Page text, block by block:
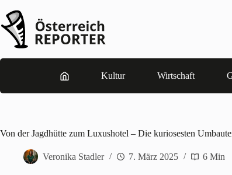
Inhalt
springen
Kultur Wirtschaft
Von der Jagdhütte zum Luxushotel – Die kuriosesten
Veronika Stadler 7. März 2025 6 Min